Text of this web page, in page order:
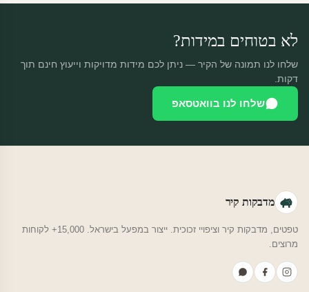
לא בטוחים במידות?
שלחו לנו תמונה של הקיר — ניתן לכם מידות מדויקות וייעוץ חינם תוך
דקות.
שלחו לנו בוואטסאפ
מדבקות קיר
טפטים, מדבקות קיר וציפויי זכוכית. ייצור במפעל בישראל. 15,000+ לקוחות
מרוצים.